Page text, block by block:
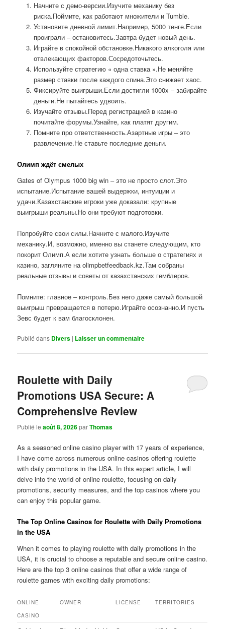
Начните с демо-версии.Изучите механику без
риска.Поймите, как работают множители и Tumble.
Установите дневной лимит.Например, 5000 тенге.Если
проиграли – остановитесь.Завтра будет новый день.
Играйте в спокойной обстановке.Никакого алкоголя или
отвлекающих факторов.Сосредоточьтесь.
Используйте стратегию « одна ставка ».Не меняйте
размер ставки после каждого спина.Это снижает хаос.
Фиксируйте выигрыши.Если достигли 1000x – забирайте
деньги.Не пытайтесь удвоить.
Изучайте отзывы.Перед регистрацией в казино
почитайте форумы.Узнайте, как платят другим.
Помните про ответственность.Азартные игры – это
развлечение.Не ставьте последние деньги.
Олимп ждёт смелых
Gates of Olympus 1000 big win – это не просто слот.Это
испытание.Испытание вашей выдержки, интуиции и
удачи.Казахстанские игроки уже доказали: крупные
выигрыши реальны.Но они требуют подготовки.
Попробуйте свои силы.Начните с малого.Изучите
механику.И, возможно, именно вы станете следующим, кто
покорит Олимп.А если хотите узнать больше о стратегиях и
казино, загляните на olimpbetfeedback.kz.Там собраны
реальные отзывы и советы от казахстанских гемблеров.
Помните: главное – контроль.Без него даже самый большой
выигрыш превращается в потерю.Играйте осознанно.И пусть
Зевс будет к вам благосклонен.
Publié dans Divers | Laisser un commentaire
Roulette with Daily
Promotions USA Secure: A
Comprehensive Review
Publié leaoût 8, 2026parThomas
As a seasoned online casino player with 17 years of experience,
I have come across numerous online casinos offering roulette
with daily promotions in the USA. In this expert article, I will
delve into the world of online roulette, focusing on daily
promotions, security measures, and the top casinos where you
can enjoy this popular game.
The Top Online Casinos for Roulette with Daily Promotions
in the USA
When it comes to playing roulette with daily promotions in the
USA, it is crucial to choose a reputable and secure online casino.
Here are the top 3 online casinos that offer a wide range of
roulette games with exciting daily promotions:
ONLINE
CASINO
OWNER LICENSE TERRITORIES